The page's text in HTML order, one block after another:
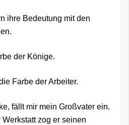
ihre Bedeutung mit den
der Könige.
Farbe der Arbeiter.
fällt mir mein Großvater ein.
zog er seinen